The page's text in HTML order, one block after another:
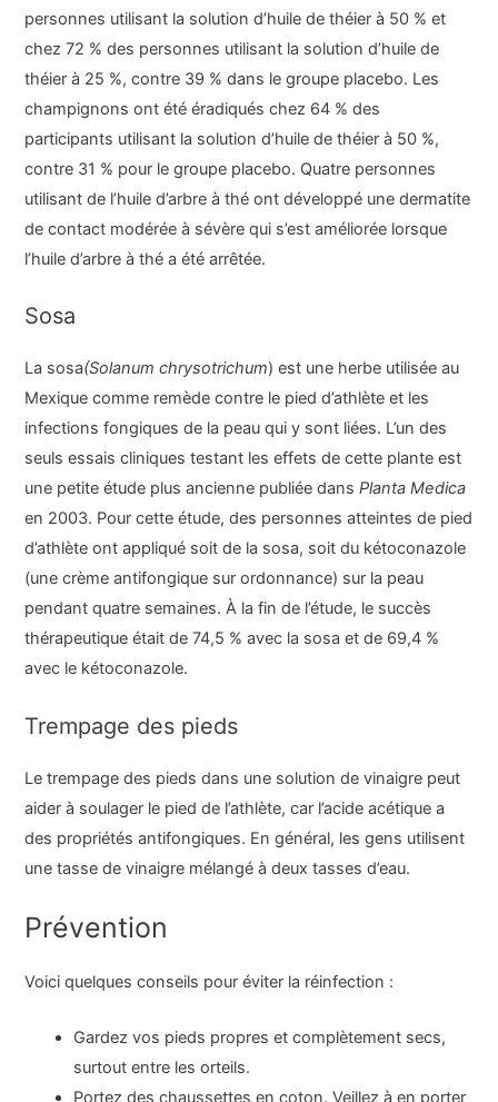
personnes utilisant la solution d’huile de théier à 50 % et
chez 72 % des personnes utilisant la solution d’huile de
théier à 25 %, contre 39 % dans le groupe placebo. Les
champignons ont été éradiqués chez 64 % des
participants utilisant la solution d’huile de théier à 50 %,
contre 31 % pour le groupe placebo. Quatre personnes
utilisant de l’huile d’arbre à thé ont développé une dermatite
de contact modérée à sévère qui s’est améliorée lorsque
l’huile d’arbre à thé a été arrêtée.
Sosa
La sosa(Solanum chrysotrichum) est une herbe utilisée au
Mexique comme remède contre le pied d’athlète et les
infections fongiques de la peau qui y sont liées. L’un des
seuls essais cliniques testant les effets de cette plante est
une petite étude plus ancienne publiée dansPlanta Medica
en 2003. Pour cette étude, des personnes atteintes de pied
d’athlète ont appliqué soit de la sosa, soit du kétoconazole
(une crème antifongique sur ordonnance) sur la peau
pendant quatre semaines. À la fin de l’étude, le succès
thérapeutique était de 74,5 % avec la sosa et de 69,4 %
avec le kétoconazole.
Trempage des pieds
Le trempage des pieds dans une solution de vinaigre peut
aider à soulager le pied de l’athlète, car l’acide acétique a
des propriétés antifongiques. En général, les gens utilisent
une tasse de vinaigre mélangé à deux tasses d’eau.
Prévention
Voici quelques conseils pour éviter la réinfection :
Gardez vos pieds propres et complètement secs,
surtout entre les orteils.
Portez des chaussettes en coton. Veillez à en porter